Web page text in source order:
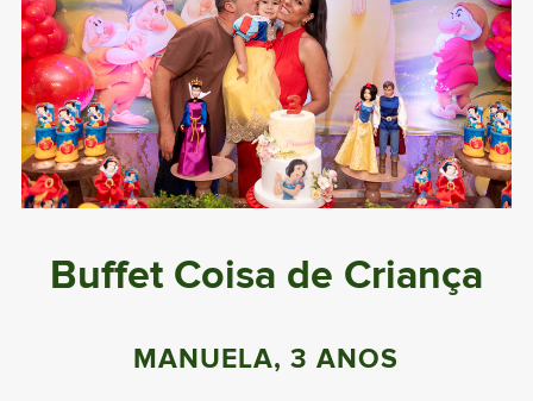
Buffet Coisa de Criança
MANUELA, 3 ANOS